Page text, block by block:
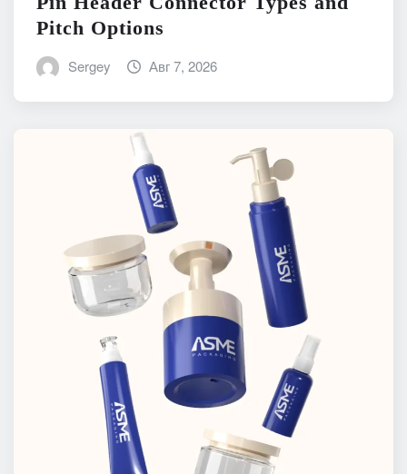
Pitch Options
Sergey Авг 7, 2026